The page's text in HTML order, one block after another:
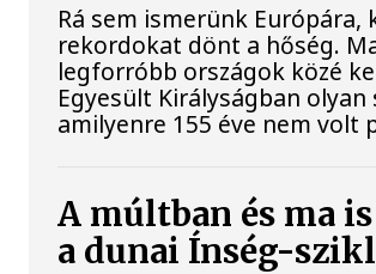
Rá sem ismerünk
rekordokat dönt a hőség.
legforróbb országok közé
Egyesült Királyságban
amilyenre 155 éve nem volt
A múltban és ma
a dunai Ínség-